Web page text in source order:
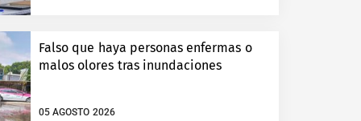
Falso que haya personas enfermas o
malos olores tras inundaciones
05 AGOSTO 2026